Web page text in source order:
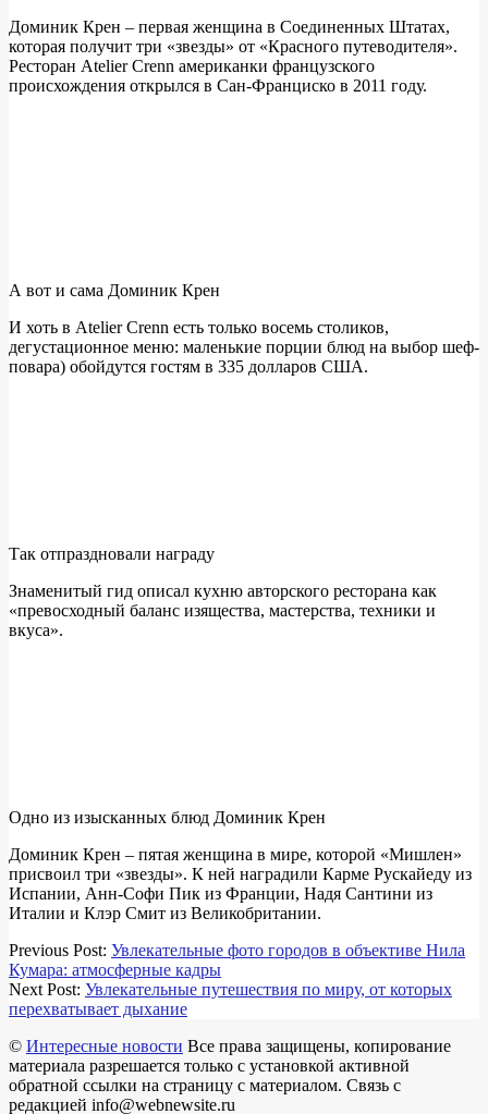
Доминик Крен – первая женщина в Соединенных Штатах,
которая получит три «звезды» от «Красного путеводителя».
Ресторан Atelier Crenn американки французского
происхождения открылся в Сан-Франциско в 2011 году.
А вот и сама Доминик Крен
И хоть в Atelier Crenn есть только восемь столиков,
дегустационное меню: маленькие порции блюд на выбор шеф-
повара) обойдутся гостям в 335 долларов США.
Так отпраздновали награду
Знаменитый гид описал кухню авторского ресторана как
«превосходный баланс изящества, мастерства, техники и
вкуса».
Одно из изысканных блюд Доминик Крен
Доминик Крен – пятая женщина в мире, которой «Мишлен»
присвоил три «звезды». К ней наградили Карме Рускайеду из
Испании, Анн-Софи Пик из Франции, Надя Сантини из
Италии и Клэр Смит из Великобритании.
2019-
01-
06
Previous Post: Увлекательные фото городов в объективе Нила
Кумара: атмосферные кадры
Next Post: Увлекательные путешествия по миру, от которых
перехватывает дыхание
© Интересные новости Все права защищены, копирование
материала разрешается только с установкой активной
обратной ссылки на страницу с материалом. Связь с
редакцией info@webnewsite.ru